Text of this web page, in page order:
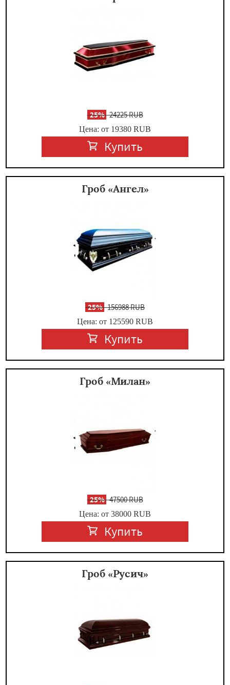
-25%24225 RUB
Цена: от 19380 RUB
Купить
Гроб «Ангел»
-25%156988 RUB
Цена: от 125590 RUB
Купить
Гроб «Милан»
-25%47500 RUB
Цена: от 38000 RUB
Купить
Гроб «Русич»